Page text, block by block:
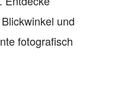
und
fotografisch